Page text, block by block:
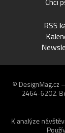
RSS
© DesignMag.cz
2464-6202.
K analýze